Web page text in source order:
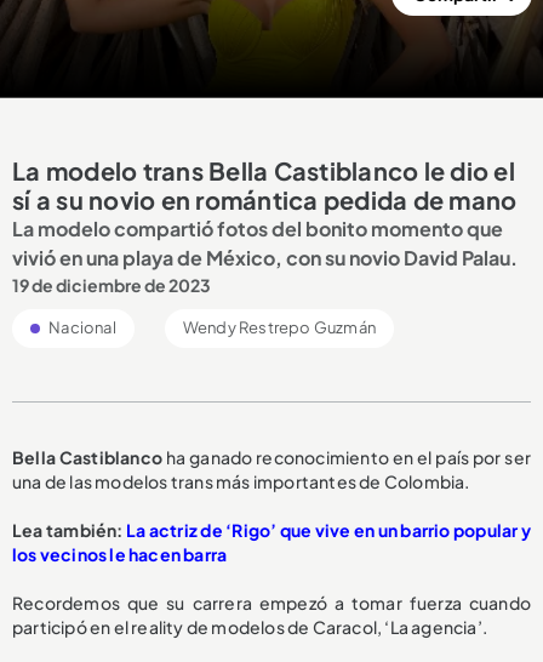
La modelo trans Bella Castiblanco le dio el
sí a su novio en romántica pedida de mano
La modelo compartió fotos del bonito momento que
vivió en una playa de México, con su novio David Palau.
19 de diciembre de 2023
Nacional Wendy Restrepo Guzmán
Bella Castiblanco ha ganado reconocimiento en el país por ser
una de las modelos trans más importantes de Colombia.
Lea también: La actriz de ‘Rigo’ que vive en un barrio popular y
los vecinos le hacen barra
Recordemos que su carrera empezó a tomar fuerza cuando
participó en el reality de modelos de Caracol, ‘La agencia’.